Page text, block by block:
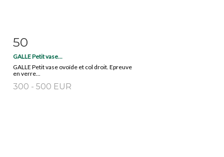
Item detail
50
GALLE Petit vase...
GALLE Petit vase ovoïde et col droit. Epreuve
en verre...
300 - 500 EUR